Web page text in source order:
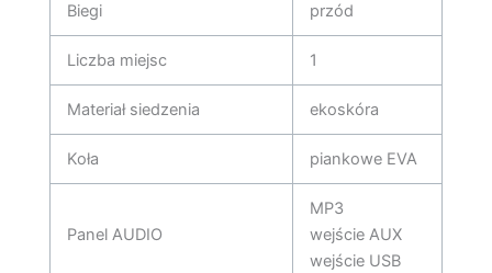
Biegi przód
Liczba miejsc 1
Materiał siedzenia ekoskóra
Koła piankowe EVA
Panel AUDIO
MP3
wejście AUX
wejście USB